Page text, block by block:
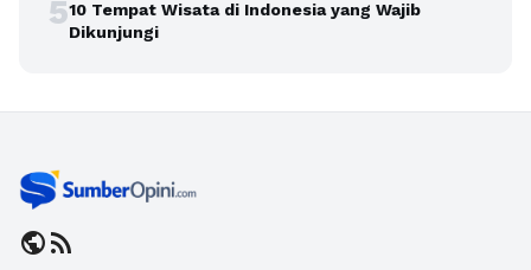
510 Tempat Wisata di Indonesia yang Wajib
Dikunjungi
publicrss_feed